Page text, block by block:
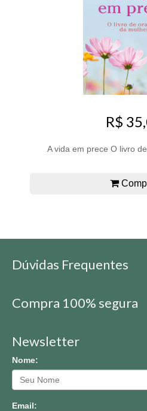
R$
A vida em prece O livro
Dúvidas Frequentes
Compra 100% segura
Newsletter
Nome:
Email: